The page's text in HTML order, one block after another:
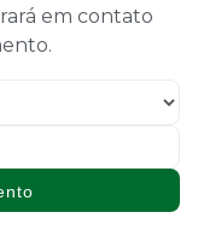
em contato